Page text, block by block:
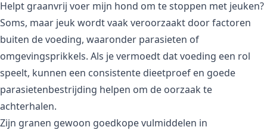
Helpt graanvrij voer mijn hond om te stoppen met jeuken?
Soms, maar jeuk wordt vaak veroorzaakt door factoren
buiten de voeding, waaronder parasieten of
omgevingsprikkels. Als je vermoedt dat voeding een rol
speelt, kunnen een consistente dieetproef en goede
parasietenbestrijding helpen om de oorzaak te
achterhalen.
Zijn granen gewoon goedkope vulmiddelen in